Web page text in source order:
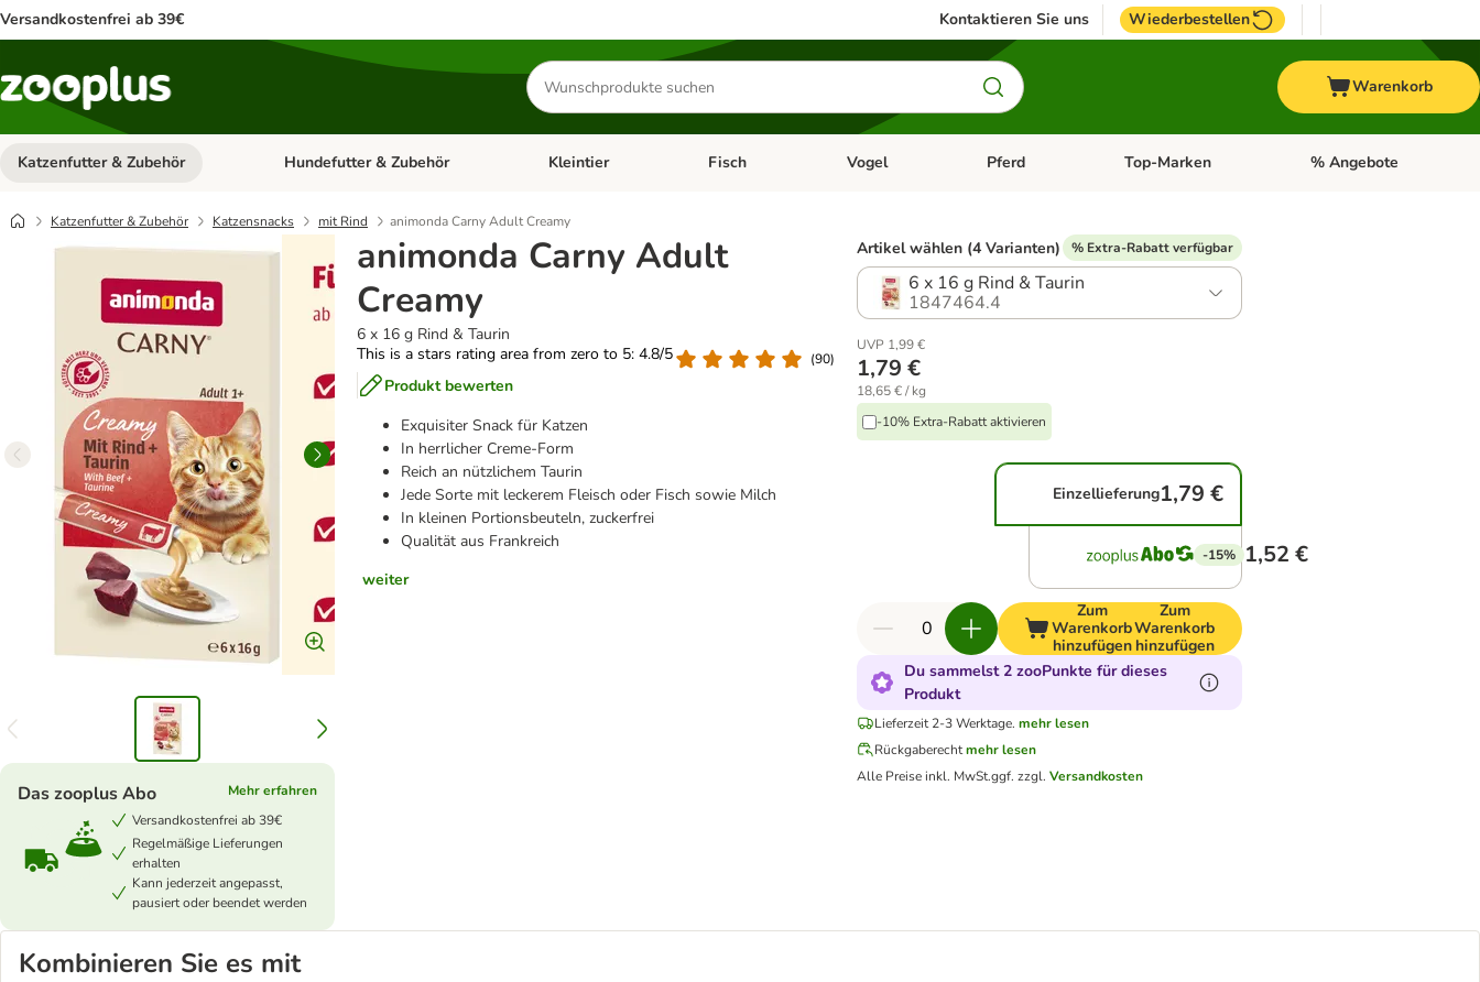
Versandkostenfrei ab 39€ Kontaktieren Sie uns Wiederbestellen
Produkte
suchen
Warenkorb
Katzenfutter & Zubehör Kategorie-Menü öffnen: Katzenfutter & Zubehör
Hundefutter & Zubehör Kategorie-Menü öffnen: Hundefutter & Zubehör
Kleintier Kategorie-Menü öffnen: Kleintier
Fisch Kategorie-Menü öffnen: Fisch
Vogel Kategorie-Menü öffnen: Vogel
Pferd Kategorie-Menü öffnen: Pferd
Top-Marken Kategorie-Menü öffnen:
% Angebote
Katzenfutter & Zubehör Katzensnacks mit Rind animonda Carny Adult Creamy
animonda Carny Adult
Creamy
6 x 16 g Rind & Taurin
This is a stars rating area from zero to 5: 4.8/5
(90)
Produkt bewerten
Exquisiter Snack für Katzen
In herrlicher Creme-Form
Reich an nützlichem Taurin
Jede Sorte mit leckerem Fleisch oder Fisch sowie Milch
In kleinen Portionsbeuteln, zuckerfrei
Qualität aus Frankreich
weiter
Das zooplus Abo
Mehr erfahren
Versandkostenfrei ab 39€
Regelmäßige Lieferungen
erhalten
Kann jederzeit angepasst,
pausiert oder beendet werden
Artikel wählen (4 Varianten) % Extra-Rabatt verfügbar
6 x 16 g Rind & Taurin
1847464.4
UVP 1,99 €
1,79 €
18,65 € / kg
-10% Extra-Rabatt aktivieren
Einzellieferung1,79 €
-15% 1,52 €
Zum
Warenkorb
hinzufügen
Zum
Warenkorb
hinzufügen
Du sammelst 2 zooPunkte für dieses
Produkt
Lieferzeit 2-3 Werktage. mehr lesen
Rückgaberechtmehr lesen
Alle Preise inkl. MwSt.ggf. zzgl. Versandkosten
Kombinieren Sie es mit